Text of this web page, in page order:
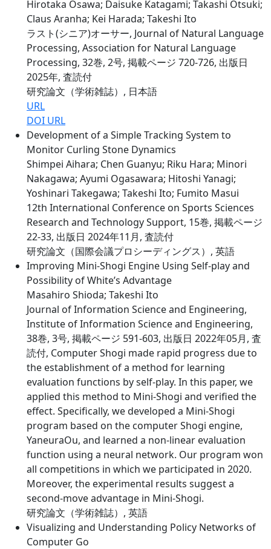
Hirotaka Osawa; Daisuke Katagami; Takashi Otsuki;
Claus Aranha; Kei Harada; Takeshi Ito
ラスト(シニア)オーサー, Journal of Natural Language
Processing, Association for Natural Language
Processing, 32巻, 2号, 掲載ページ 720-726, 出版日
2025年, 査読付
研究論文（学術雑誌）, 日本語
URL
DOI URL
Development of a Simple Tracking System to
Monitor Curling Stone Dynamics
Shimpei Aihara; Chen Guanyu; Riku Hara; Minori
Nakagawa; Ayumi Ogasawara; Hitoshi Yanagi;
Yoshinari Takegawa; Takeshi Ito; Fumito Masui
12th International Conference on Sports Sciences
Research and Technology Support, 15巻, 掲載ページ
22-33, 出版日 2024年11月, 査読付
研究論文（国際会議プロシーディングス）, 英語
Improving Mini-Shogi Engine Using Self-play and
Possibility of White’s Advantage
Masahiro Shioda; Takeshi Ito
Journal of Information Science and Engineering,
Institute of Information Science and Engineering,
38巻, 3号, 掲載ページ 591-603, 出版日 2022年05月, 査
読付, Computer Shogi made rapid progress due to
the establishment of a method for learning
evaluation functions by self-play. In this paper, we
applied this method to Mini-Shogi and verified the
effect. Specifically, we developed a Mini-Shogi
program based on the computer Shogi engine,
YaneuraOu, and learned a non-linear evaluation
function using a neural network. Our program won
all competitions in which we participated in 2020.
Moreover, the experimental results suggest a
second-move advantage in Mini-Shogi.
研究論文（学術雑誌）, 英語
Visualizing and Understanding Policy Networks of
Computer Go